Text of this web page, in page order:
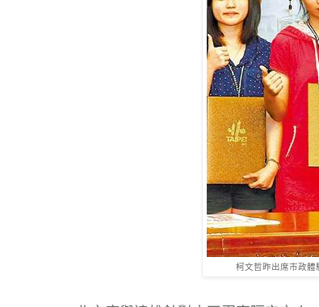
柯文哲昨出席市政體